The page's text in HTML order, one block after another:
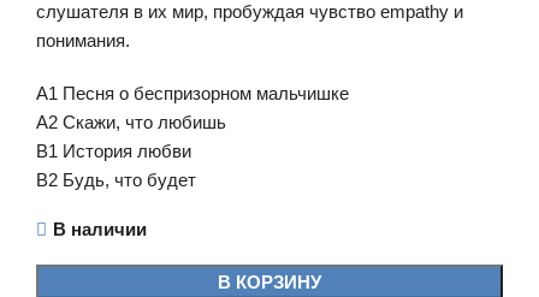
слушателя в их мир, пробуждая чувство empathy и
понимания.
A1 Песня о беспризорном мальчишке
A2 Скажи, что любишь
B1 История любви
B2 Будь, что будет
В наличии
В КОРЗИНУ